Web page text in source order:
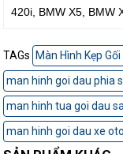
420i, BMW X5, BMW
TAGs Màn Hình Kẹp
man hinh goi dau phia
man hinh tua goi dau
man hinh goi dau xe